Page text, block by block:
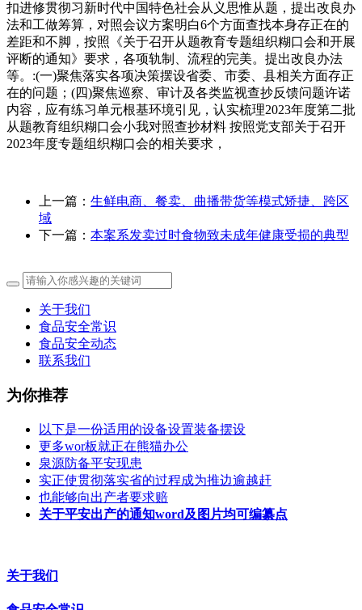
扣进修贯彻习新时代中国特色社会从义思惟从题，提出改良办
法和工做筹算，对照会议方案明白6个方面查找本身存正在的
差距和不脚，按照《关于召开从题教育专题组织糊口会和开展
评断的通知》要求，各项轨制、流程的完美。提出改良办法
等。:(一)聚焦落实各项决策摆设省委、市委、县相关方面存正
在的问题；(四)聚焦巡察、审计及各类监视查抄反馈问题许诺
内容，应有练习单元根基环境引见，认实梳理2023年度第二批
从题教育组织糊口会小我对照查抄材料 按照党支部关于召开
2023年度专题组织糊口会的相关要求，
上一篇： 生鲜电商、餐卖、曲播带货等模式矫捷、跨区
域
下一篇： 本案系发卖过时食物致未成年健康受损的典型
关于我们
食品安全常识
食品安全动态
联系我们
为你推荐
以下是一份适用的设备设置装备摆设
更多wor板就正在熊猫办公
泉源防备平安现患
实正使贯彻落实省的过程成为推边逾越赶
也能够向出产者要求赔
关于平安出产的通知word及图片均可编纂点
关于我们